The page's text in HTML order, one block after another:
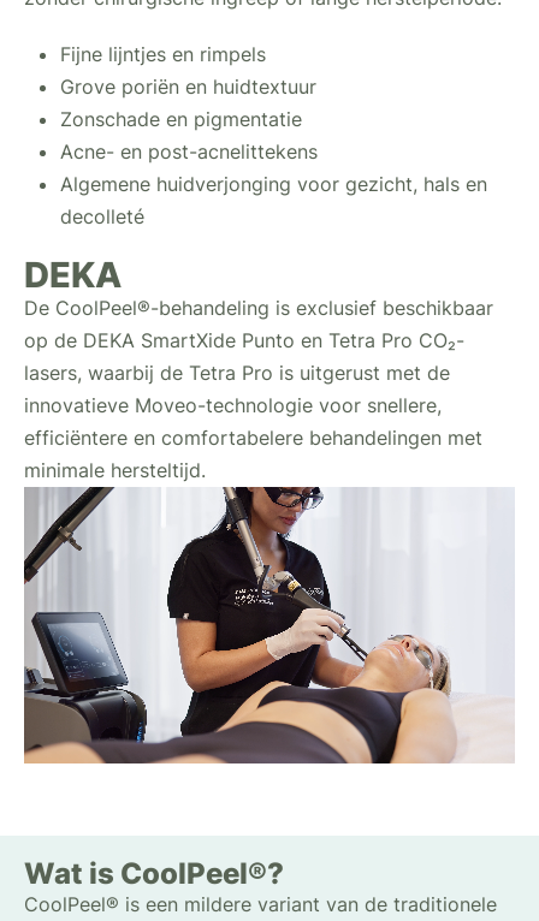
Fijne lijntjes en rimpels
Grove poriën en huidtextuur
Zonschade en pigmentatie
Acne- en post-acnelittekens
Algemene huidverjonging voor gezicht, hals en
decolleté
DEKA
De CoolPeel®-behandeling is exclusief beschikbaar
op de DEKA SmartXide Punto en Tetra Pro CO₂-
lasers, waarbij de Tetra Pro is uitgerust met de
innovatieve Moveo-technologie voor snellere,
efficiëntere en comfortabelere behandelingen met
minimale hersteltijd.
Wat is CoolPeel®?
CoolPeel® is een mildere variant van de traditionele